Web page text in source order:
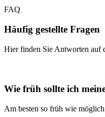
FAQ
Häufig gestellte Fragen
Hier finden Sie Antworten auf
Wie früh sollte ich
Am besten so früh wie